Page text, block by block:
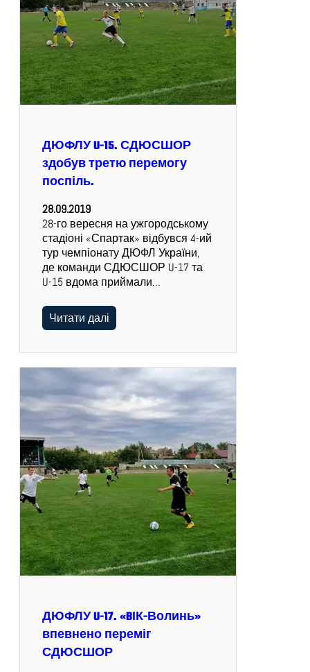
ДЮФЛУ U-15. СДЮСШОР
здобув третю перемогу
поспіль.
28.09.2019
28-го вересня на ужгородському
стадіоні «Спартак» відбувся 4-ий
тур чемпіонату ДЮФЛ України,
де команди СДЮСШОР U-17 та
U-15 вдома приймали…
Читати далі
ДЮФЛУ U-17. «BІК-Волинь»
впевнено переміг
СДЮСШОР